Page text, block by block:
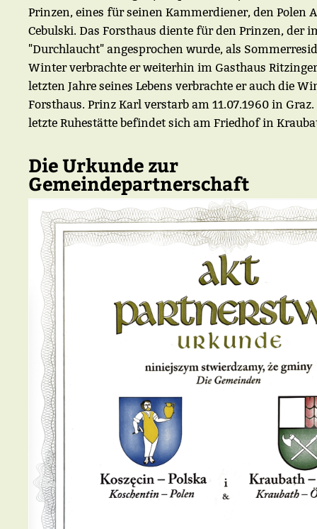
Prinzen, eines für seinen Kammerdiener, den Polen
Cebulski. Das Forsthaus diente für den Prinzen, der
"Durchlaucht" angesprochen wurde, als
Winter verbrachte er weiterhin im Gasthaus
letzten Jahre seines Lebens verbrachte er auch die
Forsthaus. Prinz Karl verstarb am 11.07.1960 in Graz.
letzte Ruhestätte befindet sich am Friedhof in
Die Urkunde zur
Gemeindepartnerschaft